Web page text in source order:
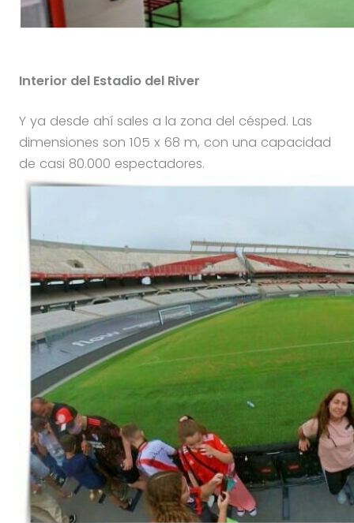
Interior del Estadio del River
Y ya desde ahí sales a la zona del césped. Las
dimensiones son 105 x 68 m, con una capacidad
de casi 80.000 espectadores.